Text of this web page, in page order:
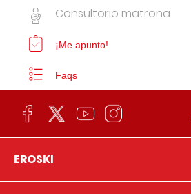
Consultorio matrona
¡Me apunto!
Faqs
EROSKI